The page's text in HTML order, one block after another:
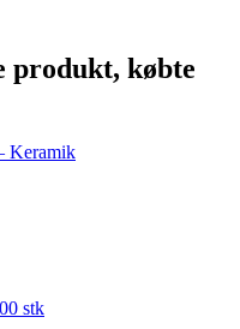
produkt, købte